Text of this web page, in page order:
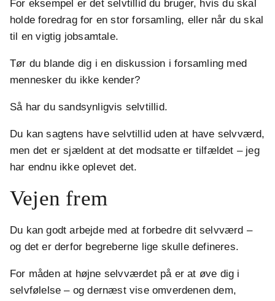
For eksempel er det selvtillid du bruger, hvis du skal
holde foredrag for en stor forsamling, eller når du skal
til en vigtig jobsamtale.
Tør du blande dig i en diskussion i forsamling med
mennesker du ikke kender?
Så har du sandsynligvis selvtillid.
Du kan sagtens have selvtillid uden at have selvværd,
men det er sjældent at det modsatte er tilfældet – jeg
har endnu ikke oplevet det.
Vejen frem
Du kan godt arbejde med at forbedre dit selvværd –
og det er derfor begreberne lige skulle defineres.
For måden at højne selvværdet på er at øve dig i
selvfølelse – og dernæst vise omverdenen dem,